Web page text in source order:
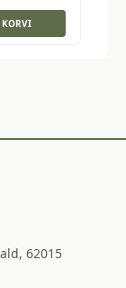
€.
is:
KORVI
62015